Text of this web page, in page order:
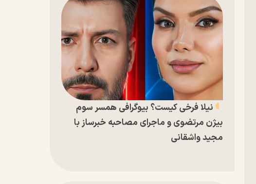
نیلا فرخی کیست؟ بیوگرافی همسر سوم
بیژن مرتضوی و ماجرای مصاحبه خبرساز با
مجید واشقانی